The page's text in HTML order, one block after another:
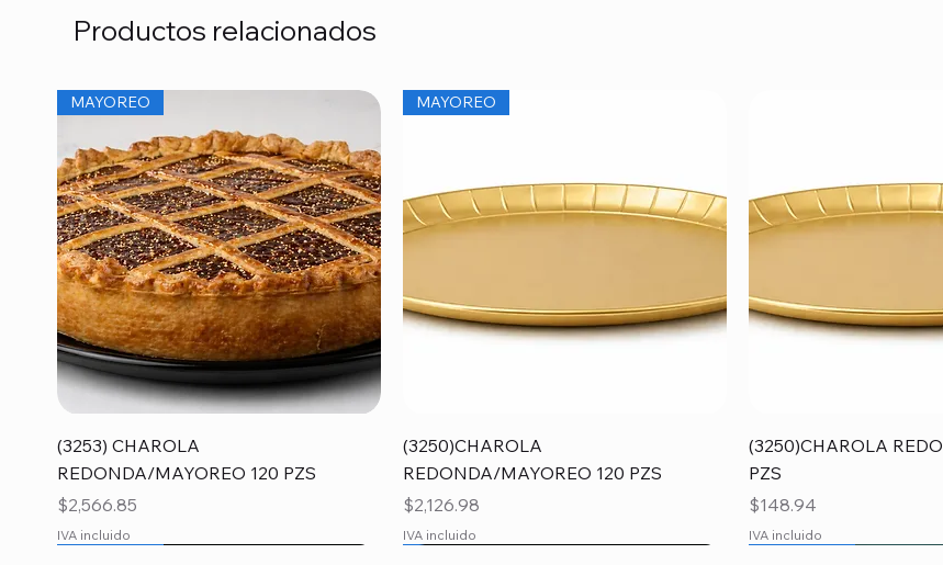
Productos relacionados
Vista rápida
MAYOREO
(3253) CHAROLA
REDONDA/MAYOREO 120 PZS
Precio
$2,566.85
IVA incluido
Vista rápida
MAYOREO
(3250)CHAROLA
REDONDA/MAYOREO 120 PZS
Precio
$2,126.98
IVA incluido
Vista
(3250)CHAROLA
PZS
Precio
$148.94
IVA incluido